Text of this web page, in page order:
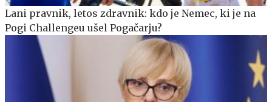
Lani pravnik, letos zdravnik: kdo je Nemec, ki je na
Pogi Challengeu ušel Pogačarju?